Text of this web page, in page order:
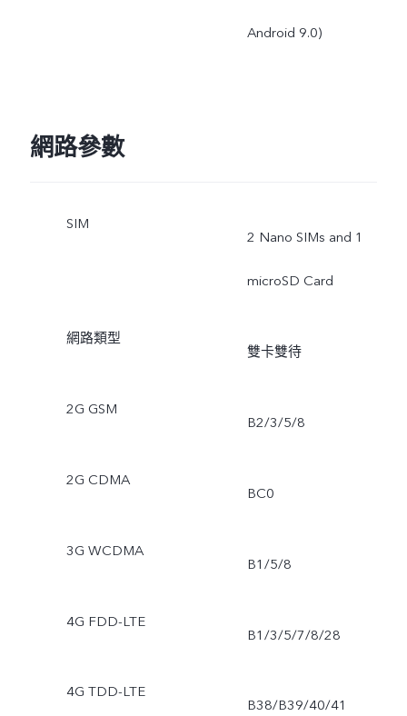
Android 9.0)
網路參數
SIM
2 Nano SIMs and 1
microSD Card
網路類型
雙卡雙待
2G GSM
B2/3/5/8
2G CDMA
BC0
3G WCDMA
B1/5/8
4G FDD-LTE
B1/3/5/7/8/28
4G TDD-LTE
B38/B39/40/41